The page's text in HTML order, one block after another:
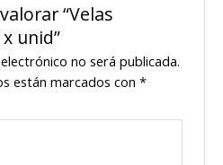
“Velas
unid”
no será publicada.
están marcados con*